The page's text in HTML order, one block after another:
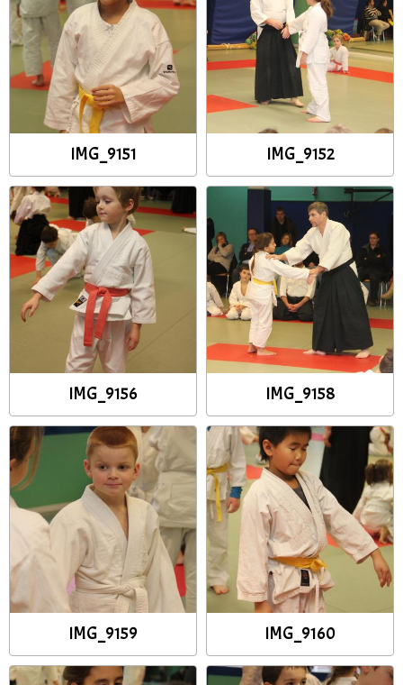
IMG_9151 IMG_9152
IMG_9156 IMG_9158
IMG_9159 IMG_9160